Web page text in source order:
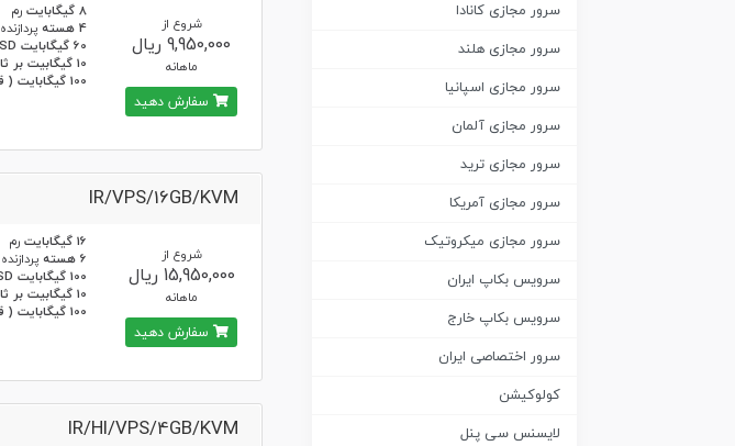
سرور مجازی کانادا
سرور مجازی هلند
سرور مجازی اسپانیا
سرور مجازی آلمان
سرور مجازی ترید
سرور مجازی آمریکا
سرور مجازی میکروتیک
سرویس بکاپ ایران
سرویس بکاپ خارج
سرور اختصاصی ایران
کولوکیشن
لایسنس سی پنل
8 گیگابایت
رم
4 هسته
پردازنده
60 گیگابایت SSD
10 گیگابیت بر ثانیه
100 گیگابایت ( قابل تغییر )
شروع از
9,950,000 ریال
ماهانه
سفارش دهید
IR/VPS/16GB/KVM
16 گیگابایت
رم
6 هسته
پردازنده
100 گیگابایت SSD
10 گیگابیت بر ثانیه
100 گیگابایت ( قابل تغییر )
شروع از
15,950,000 ریال
ماهانه
سفارش دهید
IR/HI/VPS/4GB/KVM